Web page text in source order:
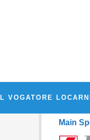
IL VOGATORE
Main